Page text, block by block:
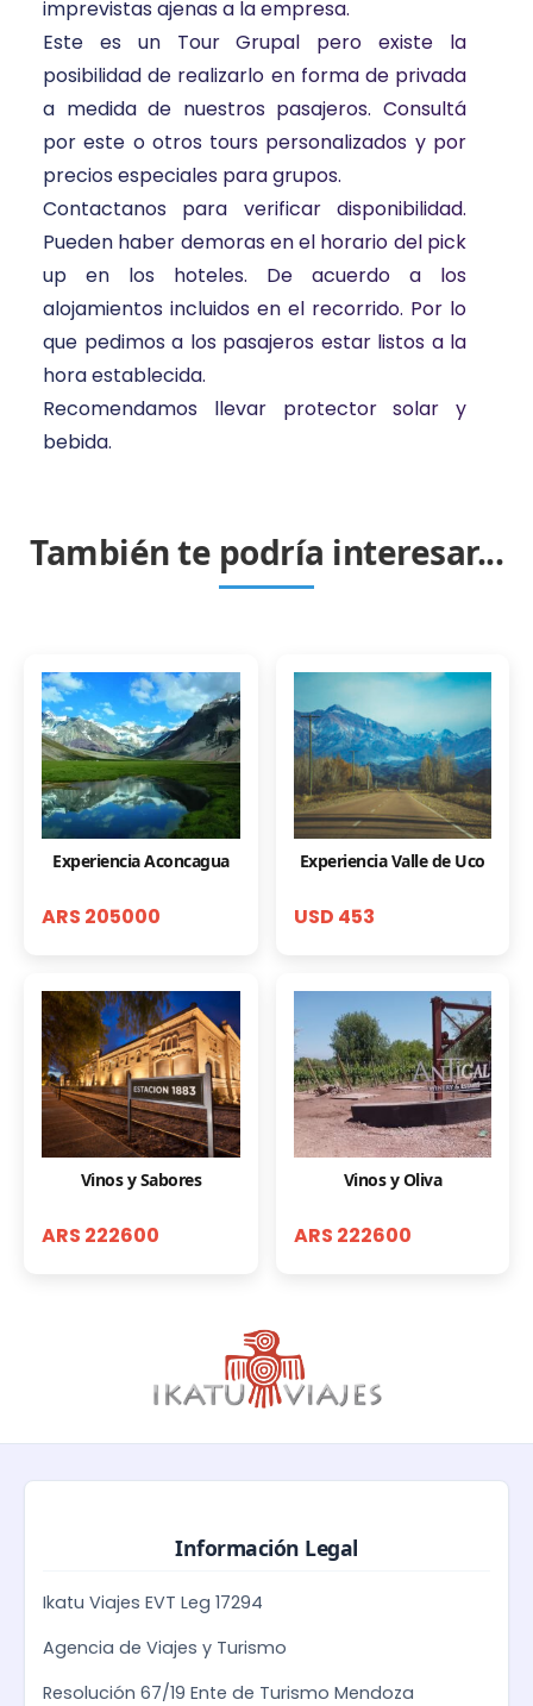
imprevistas ajenas a la empresa.
Este es un Tour Grupal pero existe la
posibilidad de realizarlo en forma de privada
a medida de nuestros pasajeros. Consultá
por este o otros tours personalizados y por
precios especiales para grupos.
Contactanos para verificar disponibilidad.
Pueden haber demoras en el horario del pick
up en los hoteles. De acuerdo a los
alojamientos incluidos en el recorrido. Por lo
que pedimos a los pasajeros estar listos a la
hora establecida.
Recomendamos llevar protector solar y
bebida.
También te podría interesar...
Experiencia Aconcagua
ARS 205000
Experiencia Valle de Uco
USD 453
Vinos y Sabores
ARS 222600
Vinos y Oliva
ARS 222600
Información Legal
Ikatu Viajes EVT Leg 17294
Agencia de Viajes y Turismo
Resolución 67/19 Ente de Turismo Mendoza